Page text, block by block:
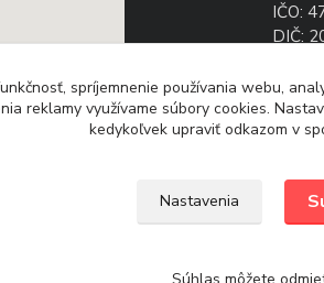
IČO:
DIČ:
spríjemnenie používania webu,
reklamy využívame súbory cookies.
kedykoľvek upraviť odkazom v
Nastavenia